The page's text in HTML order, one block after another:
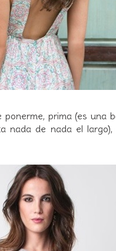
prima (es una
nada de nada el